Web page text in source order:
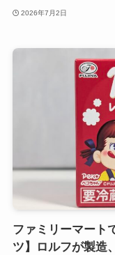
2026年7月2日
ファミリーマート
ツ】ロルフが製造